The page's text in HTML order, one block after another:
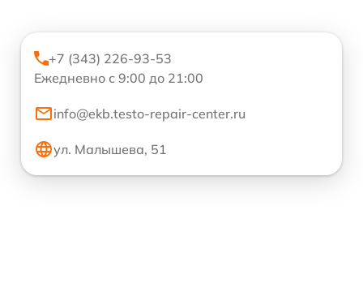
+7 (343) 226-93-53
Ежедневно с 9:00 до 21:00
info@ekb.testo-repair-center.ru
ул. Малышева, 51